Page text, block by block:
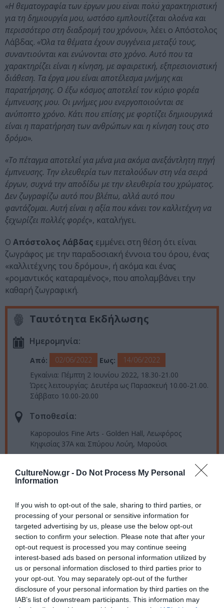
CultureNow.gr - Do Not Process My Personal
Information
If you wish to opt-out of the sale, sharing to third parties, or
processing of your personal or sensitive information for
targeted advertising by us, please use the below opt-out
section to confirm your selection. Please note that after your
opt-out request is processed you may continue seeing
interest-based ads based on personal information utilized by
us or personal information disclosed to third parties prior to
your opt-out. You may separately opt-out of the further
disclosure of your personal information by third parties on the
IAB’s list of downstream participants. This information may
«Η θεματογραφία των έργων μου είναι πολύ χαρακτηριστική
για τη δημιουργία μου, ωστόσο εμπλουτίζεται ολοένα και
περισσότερο στη διαδρομή του χρόνου», λέει ο Απόστολος
Λάβδας. «Όλα τα θέματα έχουν συγγένεια μεταξύ τους,
συναντιούνται και ενώνονται στο χρόνο. Αυτό που τα
χαρακτηρίζει είναι η κίνηση, με αφαιρετική, εξπρεσιονιστική
διάθεση. Τα έργα μου είναι αποτέλεσμα μνήμης και
παρατήρησης. Ο έξω κόσμος αποτελεί τον κύριο φορέα
έμπνευσης μου. Οι μνήμες μου ενεργοποιούνται σε
ανύποπτο χρόνο. Κάτι που επίσης με φορτίζει δημιουργικά
είναι η παρατήρηση των ανθρώπων και η κίνηση τους στο
δρόμο».
«Το πέταγμα αποτελεί για μένα μια ακόμα ανεξάντλητη πηγή
έμπνευσης. Την ελευθερία των πεταλούδων στη νέα σειρά
έργων, συχνά την αποδίδω με την ελευθερία του χρώματος.
Δεν ζωγραφίζω αυτό που βλέπω, αλλά αυτό που
φαντάζομαι. Αυτή είναι η αξία που κάνει τον καλλιτέχνη να
ξεχωρίζει πολλές φορές», καταλήγει.
O Απόστολος Λάβδας εμμένει στη θέση ότι είναι
ζωγράφος με την παραδοσιακή έννοια του όρου, ένας
«καλλιτέχνης του δρόμου», ή ακόμα και ένας
«ρομαντικός καταραμένος», που απολαμβάνει την
καθαρή ζωγραφική.
Ταυτότητα Εκδήλωσης
Ημερομηνία:
Από: 02/06/2022 Εως:
14/06/2022
Εγκαίνια: Πέμπτη 2 Ιουνίου 2022, 18.30-21.00
Ώρες λειτουργίας: Δευτέρα ως Παρασκευή 10.00-21.00.
Σάββατο 10.00-20.00
Τοποθεσία:
Kapopoulos Fine Arts - Golden Hall, Λεωφόρος
Κηφισίας 37Α και Σπύρου Λούη, Μαρούσι
Τηλ: 2106833048 |kapopoulosart.gr
Ακολουθήστε το Culturenow.gr στοGoogle Newsκαι
μάθετε πρώτοι όλες τις ειδήσεις
Δείτε όλα τατελευταία νέαγια την Τέχνη και τον
Πολιτισμό στοCulturenow.gr